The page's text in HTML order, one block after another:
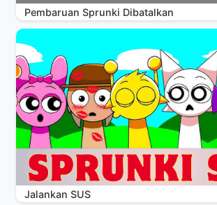
Pembaruan Sprunki Dibatalkan
Jalankan SUS